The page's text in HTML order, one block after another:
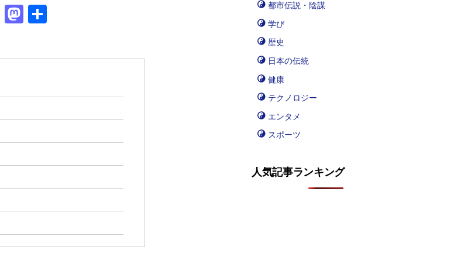
Bl M
都市伝説・陰謀
学び
歴史
日本の伝統
健康
テクノロジー
エンタメ
スポーツ
人気記事ランキング